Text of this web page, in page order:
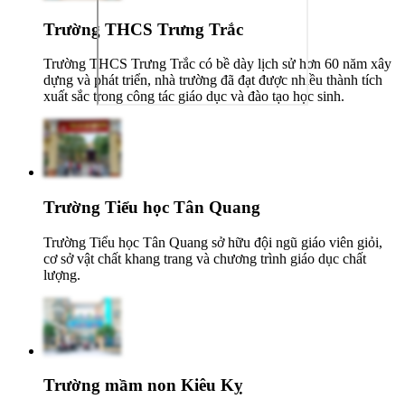
Trường THCS Trưng Trắc
Trường THCS Trưng Trắc có bề dày lịch sử hơn 60 năm xây
dựng và phát triển, nhà trường đã đạt được nhiều thành tích
xuất sắc trong công tác giáo dục và đào tạo học sinh.
Trường Tiểu học Tân Quang
Trường Tiểu học Tân Quang sở hữu đội ngũ giáo viên giỏi,
cơ sở vật chất khang trang và chương trình giáo dục chất
lượng.
Trường mầm non Kiêu Kỵ